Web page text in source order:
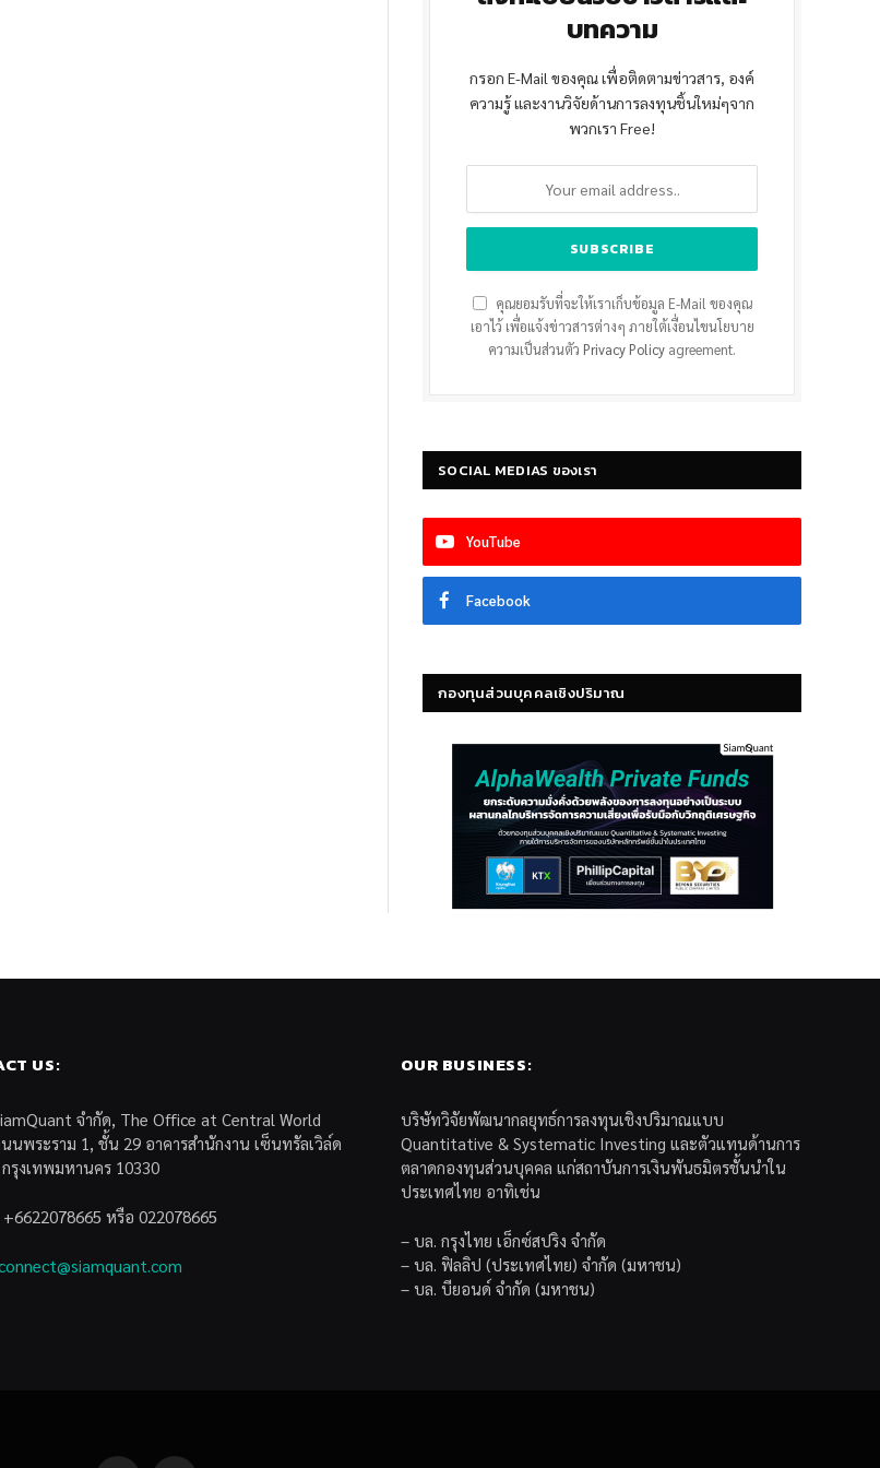
บทความ
กรอก E-Mail ของคุณ เพื่อติดตามข่าวสาร, องค์
ความรู้ และงานวิจัยด้านการลงทุนชิ้นใหม่ๆจาก
พวกเรา Free!
คุณยอมรับที่จะให้เราเก็บข้อมูล E-Mail ของคุณ
เอาไว้ เพื่อแจ้งข่าวสารต่างๆ ภายใต้เงื่อนไขนโยบาย
ความเป็นส่วนตัว Privacy Policy agreement.
SOCIAL MEDIAS ของเรา
YouTube
Facebook
กองทุนส่วนบุคคลเชิงปริมาณ
US:
จำกัด, The Office at Central World
นพระราม 1, ชั้น 29 อาคารสำนักงาน เซ็นทรัลเวิล์ด
รุงเทพมหานคร 10330
+6622078665 หรือ 022078665
OUR BUSINESS:
บริษัทวิจัยพัฒนากลยุทธ์การลงทุนเชิงปริมาณแบบ
Quantitative & Systematic Investing และตัวแทนด้านการ
ตลาดกองทุนส่วนบุคคล แก่สถาบันการเงินพันธมิตรชั้นนำใน
ประเทศไทย อาทิเช่น
– บล. กรุงไทย เอ็กซ์สปริง จำกัด
– บล. ฟิลลิป (ประเทศไทย) จำกัด (มหาชน)
– บล. บียอนด์ จำกัด (มหาชน)